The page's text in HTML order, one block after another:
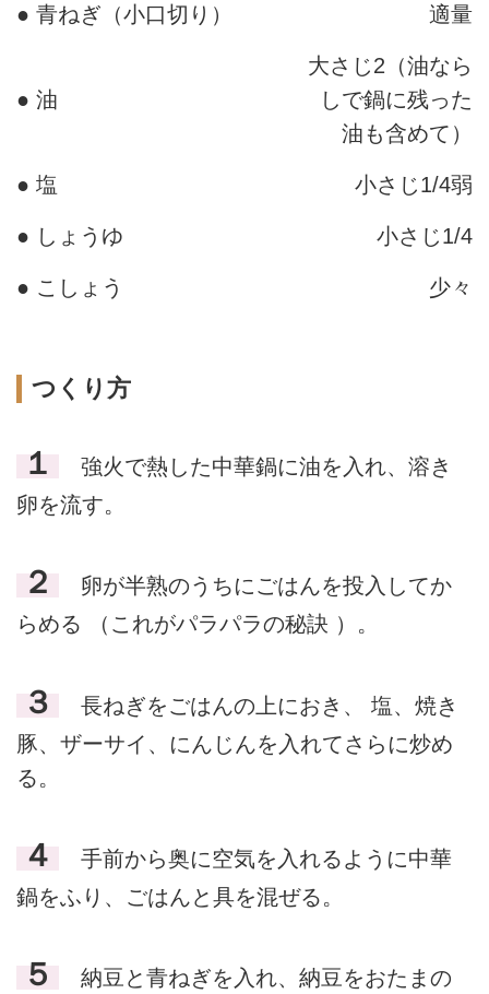
● 青ねぎ（小口切り） 適量
● 油
大さじ2（油なら
しで鍋に残った
油も含めて）
● 塩 小さじ1/4弱
● しょうゆ 小さじ1/4
● こしょう 少々
つくり方
１
強火で熱した中華鍋に油を入れ、溶き
卵を流す。
２
卵が半熟のうちにごはんを投入してか
らめる （これがパラパラの秘訣 ）。
３
長ねぎをごはんの上におき、 塩、焼き
豚、ザーサイ、にんじんを入れてさらに炒め
る。
４
手前から奥に空気を入れるように中華
鍋をふり、ごはんと具を混ぜる。
５
納豆と青ねぎを入れ、納豆をおたまの